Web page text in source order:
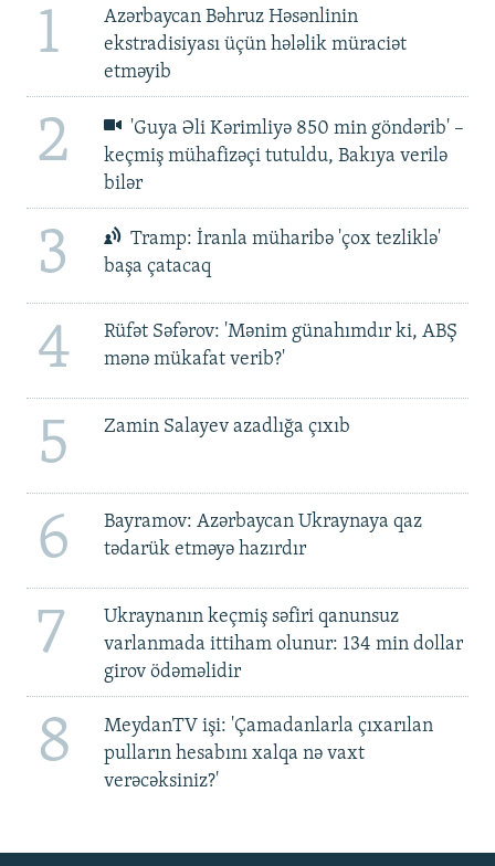
1
Azərbaycan Bəhruz Həsənlinin
ekstradisiyası üçün hələlik müraciət
etməyib
2
'Guya Əli Kərimliyə 850 min göndərib' –
keçmiş mühafizəçi tutuldu, Bakıya verilə
bilər
3
Tramp: İranla müharibə 'çox tezliklə'
başa çatacaq
4
Rüfət Səfərov: 'Mənim günahımdır ki, ABŞ
mənə mükafat verib?'
5 Zamin Salayev azadlığa çıxıb
6
Bayramov: Azərbaycan Ukraynaya qaz
tədarük etməyə hazırdır
7
Ukraynanın keçmiş səfiri qanunsuz
varlanmada ittiham olunur: 134 min dollar
girov ödəməlidir
8
MeydanTV işi: 'Çamadanlarla çıxarılan
pulların hesabını xalqa nə vaxt
verəcəksiniz?'